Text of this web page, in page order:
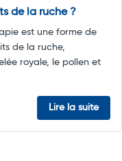
de la ruche ?
est une forme de
de la ruche,
royale, le pollen et
Lire la suite